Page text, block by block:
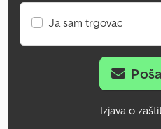
Ja sam trgovac
Izjava o